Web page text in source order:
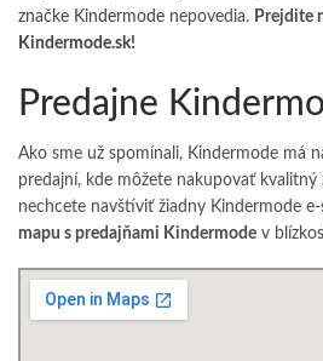
značke Kindermode nepovedia. Prejdite
Kindermode.sk!
Predajne
Ako sme už spomínali, Kindermode má
predajní, kde môžete nakupovať kvalitný
nechcete navštíviť žiadny Kindermode
mapu s predajňami Kindermode v